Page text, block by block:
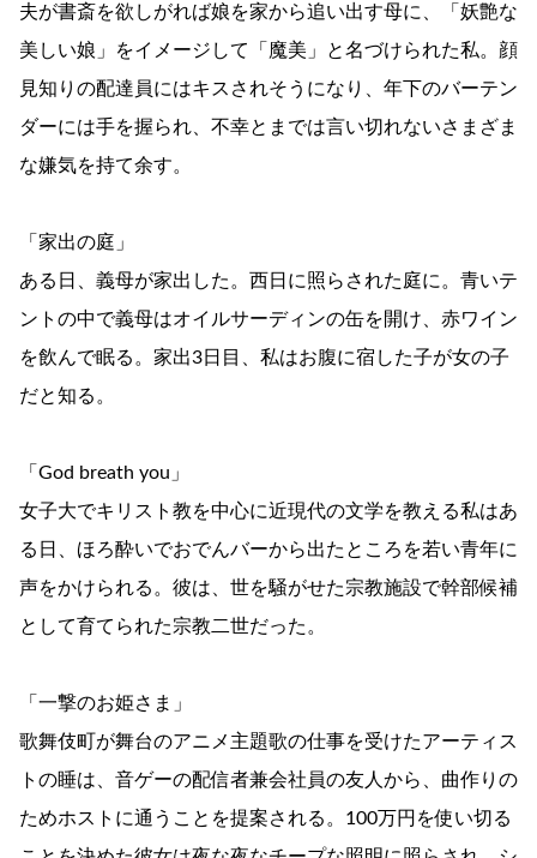
夫が書斎を欲しがれば娘を家から追い出す母に、「妖艶な
美しい娘」をイメージして「魔美」と名づけられた私。顔
見知りの配達員にはキスされそうになり、年下のバーテン
ダーには手を握られ、不幸とまでは言い切れないさまざま
な嫌気を持て余す。
「家出の庭」
ある日、義母が家出した。西日に照らされた庭に。青いテ
ントの中で義母はオイルサーディンの缶を開け、赤ワイン
を飲んで眠る。家出3日目、私はお腹に宿した子が女の子
だと知る。
「God breath you」
女子大でキリスト教を中心に近現代の文学を教える私はあ
る日、ほろ酔いでおでんバーから出たところを若い青年に
声をかけられる。彼は、世を騒がせた宗教施設で幹部候補
として育てられた宗教二世だった。
「一撃のお姫さま」
歌舞伎町が舞台のアニメ主題歌の仕事を受けたアーティス
トの睡は、音ゲーの配信者兼会社員の友人から、曲作りの
ためホストに通うことを提案される。100万円を使い切る